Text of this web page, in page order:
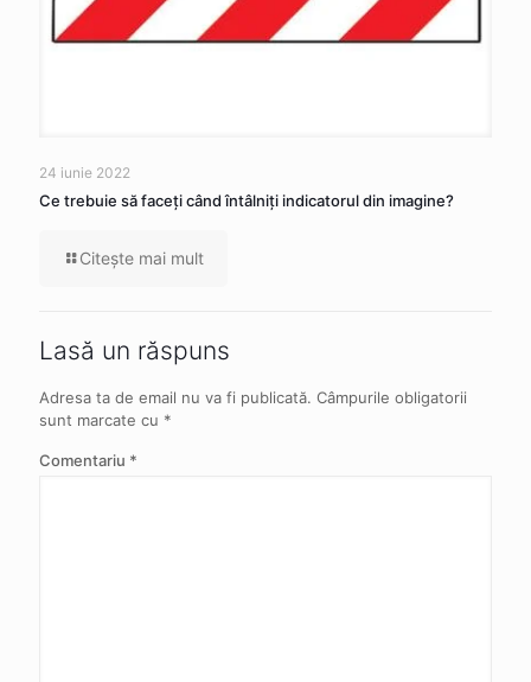
24 iunie 2022
Ce trebuie să faceţi când întâlniţi indicatorul din imagine?
Citeşte mai mult
Lasă un răspuns
Adresa ta de email nu va fi publicată. Câmpurile obligatorii
sunt marcate cu *
Comentariu *